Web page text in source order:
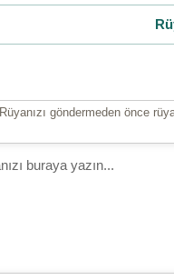
Rüyanızı göndermeden önce